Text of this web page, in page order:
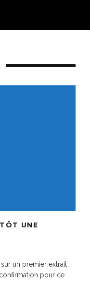
UNE
un premier extrait
pour ce